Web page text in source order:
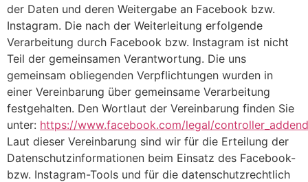
der Daten und deren Weitergabe an Facebook bzw.
Instagram. Die nach der Weiterleitung erfolgende
Verarbeitung durch Facebook bzw. Instagram ist nicht
Teil der gemeinsamen Verantwortung. Die uns
gemeinsam obliegenden Verpflichtungen wurden in
einer Vereinbarung über gemeinsame Verarbeitung
festgehalten. Den Wortlaut der Vereinbarung finden Sie
unter: https://www.facebook.com/legal/
Laut dieser Vereinbarung sind wir für die Erteilung der
Datenschutzinformationen beim Einsatz des Facebook-
bzw. Instagram-Tools und für die datenschutzrechtlich